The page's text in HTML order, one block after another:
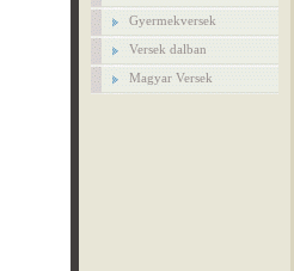
Gyermekversek
Versek dalban
Magyar Versek